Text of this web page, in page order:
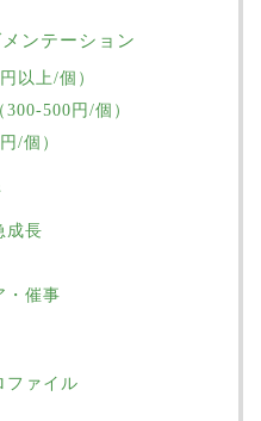
ンテーション
以上/個）
500円/個）
/個）
成長
・催事
ファイル